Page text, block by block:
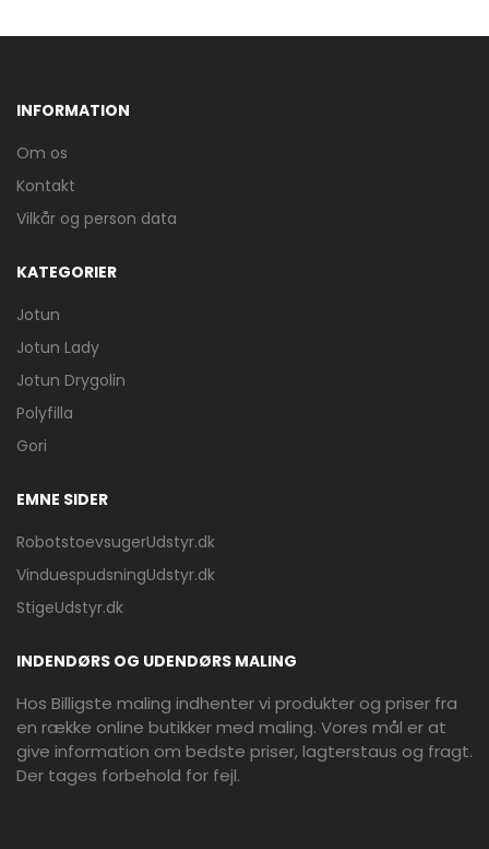
INFORMATION
Om os
Kontakt
Vilkår og person data
KATEGORIER
Jotun
Jotun Lady
Jotun Drygolin
Polyfilla
Gori
EMNE SIDER
RobotstoevsugerUdstyr.dk
VinduespudsningUdstyr.dk
StigeUdstyr.dk
INDENDØRS OG UDENDØRS MALING
Hos Billigste maling indhenter vi produkter og priser fra
en række online butikker med maling. Vores mål er at
give information om bedste priser, lagterstaus og fragt.
Der tages forbehold for fejl.